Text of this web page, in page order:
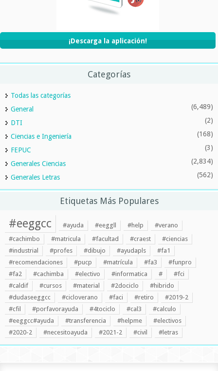
¡Descarga la aplicación!
Categorías
Todas las categorías
General
(6,489)
DTI (2)
Ciencias e Ingeniería (168)
FEPUC (3)
Generales Ciencias (2,834)
Generales Letras (562)
Etiquetas Más Populares
#eeggcc #ayuda #eeggll #help
#verano
#cachimbo
#matricula #facultad #craest
#ciencias
#industrial
#profes #dibujo #ayudapls
#fa1
#recomendaciones
#pucp #matrícula #fa3
#funpro
#fa2
#cachimba #electivo #informatica #
#fci
#caldif
#cursos #material #2dociclo
#hibrido
#dudaseeggcc
#cicloverano #faci #retiro
#2019-2
#cfil
#porfavorayuda #4tociclo #cal3
#calculo
#eeggcc#ayuda
#transferencia #helpme
#electivos
#2020-2
#necesitoayuda #2021-2 #civil #letras